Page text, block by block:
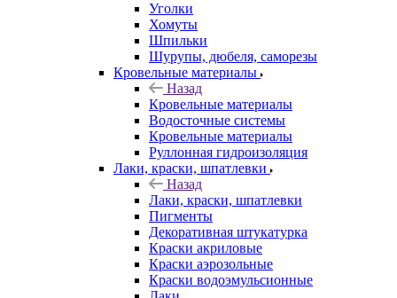
Уголки
Хомуты
Шпильки
Шурупы, дюбеля, саморезы
Кровельные материалы
Назад
Кровельные материалы
Водосточные системы
Кровельные материалы
Руллонная гидроизоляция
Лаки, краски, шпатлевки
Назад
Лаки, краски, шпатлевки
Пигменты
Декоративная штукатурка
Краски акриловые
Краски аэрозольные
Краски водоэмульсионные